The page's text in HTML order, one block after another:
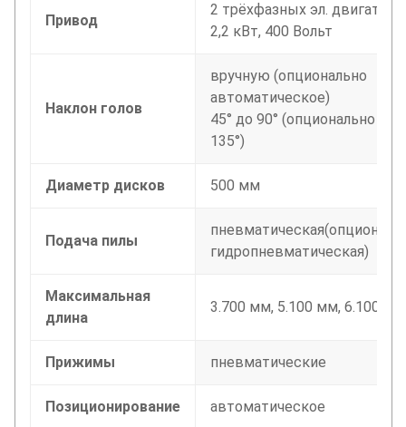
Привод
2 трёхфазных эл. двигателя,
2,2 кВт, 400 Вольт
Наклон голов
вручную (опционально
автоматическое)
45° до 90° (опционально до
135°)
Диаметр дисков 500 мм
Подача пилы
гидропневматическая)
Максимальная
длина
3.700 мм, 5.100 мм, 6.100 мм
Прижимы пневматические
Позиционирование автоматическое